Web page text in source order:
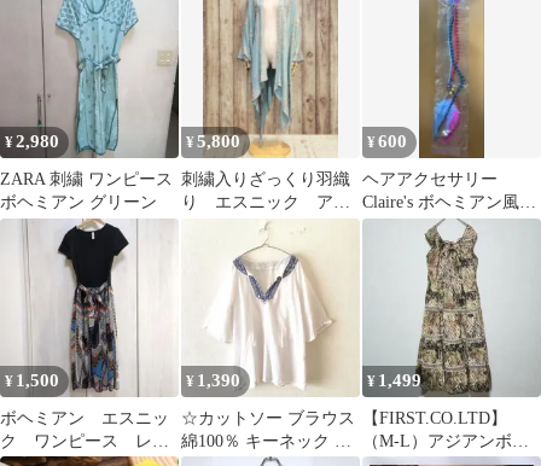
アメカジ
¥2,980
ZARA 刺繍 ワンピース
ボヘミアン グリーン
¥5,800
刺繍入りざっくり羽織
り エスニック アジ
アン ヒッピー ボヘ
¥600
ヘアアクセサリー
Claire's ボヘミアン風
羽 ダンス
¥ 1,500
ボヘミアン エスニッ
ク ワンピース レデ
¥ 1,390
☆カットソー ブラウス
綿100％ キーネック エ
¥ 1,499
【FIRST.CO.LTD】
（M-L）アジアンボヘ